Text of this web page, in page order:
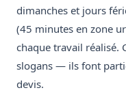
dimanches et jours
(45 minutes en zone
chaque travail réalisé.
slogans — ils font
devis.